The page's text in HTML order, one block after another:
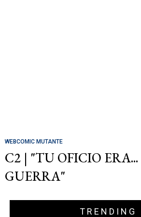
WEBCOMIC MUTANTE
C2 | "TU OFICIO
GUERRA"
TRENDING